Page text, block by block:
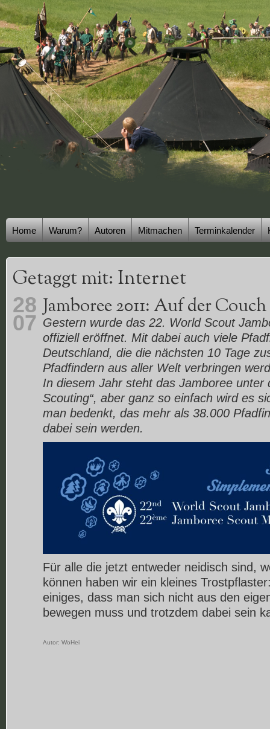
Home Warum? Autoren Mitmachen Terminkalender
Getaggt mit: Internet
28
07
Jamboree 2011: Auf der
Gestern wurde das 22. World Scout
offiziell eröffnet. Mit dabei auch viele
Deutschland, die die nächsten 10 Tage
Pfadfindern aus aller Welt verbringen
In diesem Jahr steht das Jamboree unter
Scouting“, aber ganz so einfach wird es
man bedenkt, das mehr als 38.000
dabei sein werden.
Für alle die jetzt entweder neidisch sind,
können haben wir ein kleines
einiges, dass man sich nicht aus den
bewegen muss und trotzdem dabei sein
Autor: WoHei